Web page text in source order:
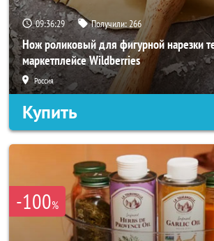
09:36:26 Получили:266
Нож роликовый для фигурной нарезки
маркетплейсе Wildberries
Россия
Купить
-100%